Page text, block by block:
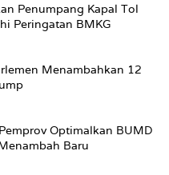
Penumpang Kapal Tol
Peringatan BMKG
Menambahkan 12
Optimalkan BUMD
Baru